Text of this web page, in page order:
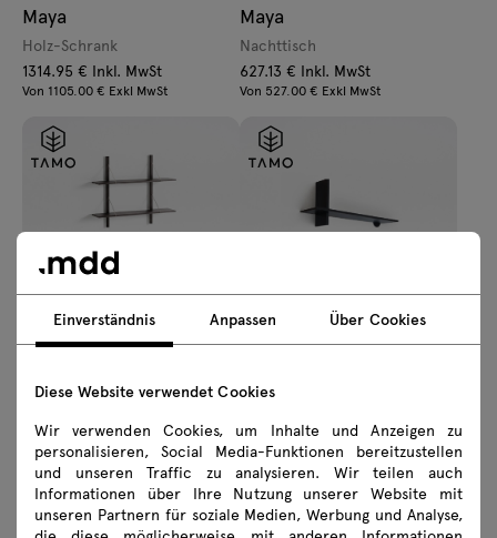
Maya
Holz-Schrank
1314.95 € Inkl. MwSt
Von 1105.00 € Exkl MwSt
Maya
Nachttisch
627.13 € Inkl. MwSt
Von 527.00 € Exkl MwSt
Rodd
Regal
Von 574.00 € Exkl MwSt
Crosset
Regale
Von 205.00 € Exkl MwSt
Einverständnis Anpassen Über Cookies
Diese Website verwendet Cookies
Wir verwenden Cookies, um Inhalte und Anzeigen zu
personalisieren, Social Media-Funktionen bereitzustellen
und unseren Traffic zu analysieren. Wir teilen auch
Informationen über Ihre Nutzung unserer Website mit
unseren Partnern für soziale Medien, Werbung und Analyse,